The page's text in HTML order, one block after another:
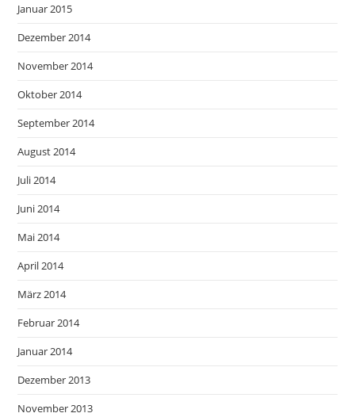
Januar 2015
Dezember 2014
November 2014
Oktober 2014
September 2014
August 2014
Juli 2014
Juni 2014
Mai 2014
April 2014
März 2014
Februar 2014
Januar 2014
Dezember 2013
November 2013